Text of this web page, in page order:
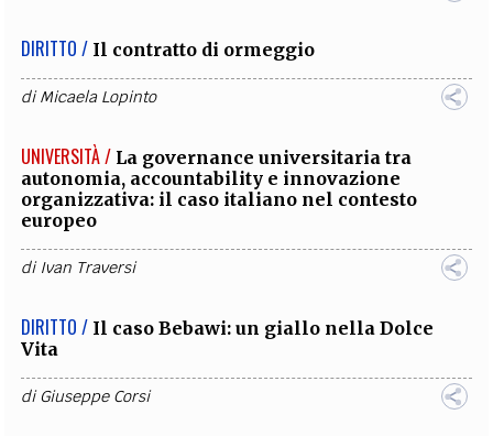
DIRITTO / Il contratto di ormeggio
diMicaela Lopinto
UNIVERSITÀ / La governance universitaria tra
autonomia, accountability e innovazione
organizzativa: il caso italiano nel contesto
europeo
di Ivan Traversi
DIRITTO / Il caso Bebawi: un giallo nella Dolce
Vita
diGiuseppe Corsi